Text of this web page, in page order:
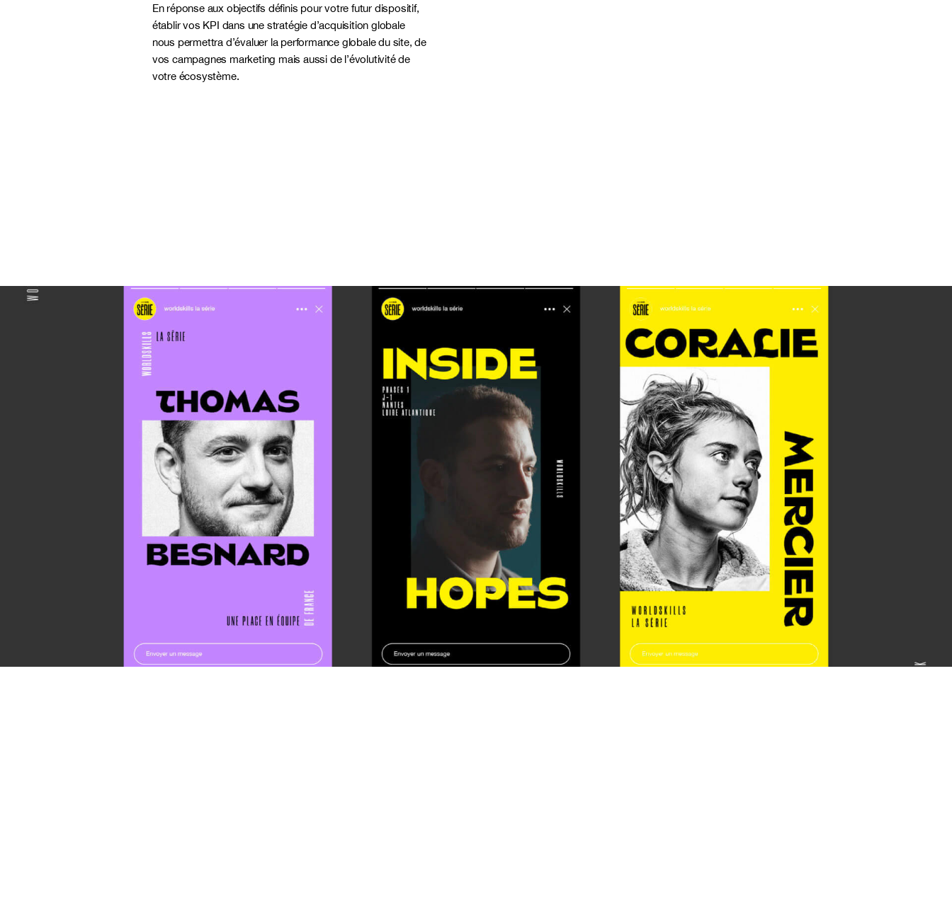
En réponse aux objectifs définis pour votre futur dispositif,
établir vos KPI dans une stratégie d’acquisition globale
nous permettra d’évaluer la performance globale du site, de
vos campagnes marketing mais aussi de l’évolutivité de
votre écosystème.